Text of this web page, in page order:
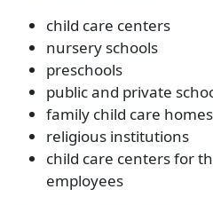
child care centers
nursery schools
preschools
public and private
family child care homes
religious institutions
child care centers for
employees